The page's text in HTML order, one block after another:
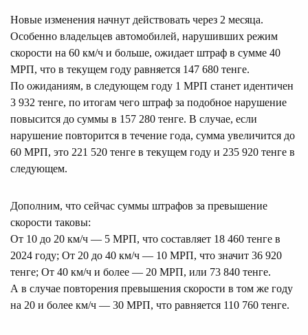
Новые изменения начнут действовать через 2 месяца.
Особенно владельцев автомобилей, нарушивших режим
скорости на 60 км/ч и больше, ожидает штраф в сумме 40
МРП, что в текущем году равняется 147 680 тенге.
По ожиданиям, в следующем году 1 МРП станет идентичен
3 932 тенге, по итогам чего штраф за подобное нарушение
повысится до суммы в 157 280 тенге. В случае, если
нарушение повторится в течение года, сумма увеличится до
60 МРП, это 221 520 тенге в текущем году и 235 920 тенге в
следующем.
Дополним, что сейчас суммы штрафов за превышение
скорости таковы:
От 10 до 20 км/ч — 5 МРП, что составляет 18 460 тенге в
2024 году; От 20 до 40 км/ч — 10 МРП, что значит 36 920
тенге; От 40 км/ч и более — 20 МРП, или 73 840 тенге.
А в случае повторения превышения скорости в том же году
на 20 и более км/ч — 30 МРП, что равняется 110 760 тенге.